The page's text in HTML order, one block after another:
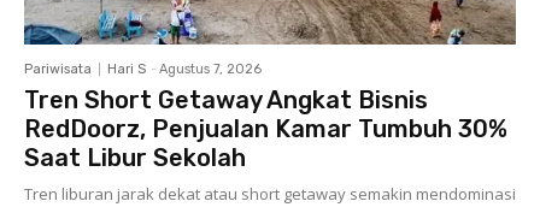
Pariwisata Hari S - Agustus 7, 2026
Tren Short Getaway Angkat Bisnis
RedDoorz, Penjualan Kamar Tumbuh 30%
Saat Libur Sekolah
Tren liburan jarak dekat atau short getaway semakin mendominasi